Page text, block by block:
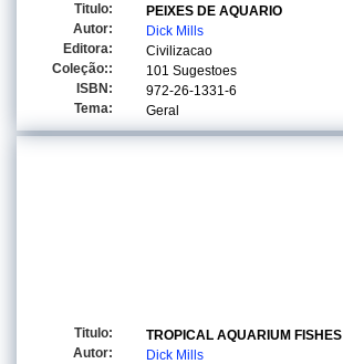
Titulo:
PEIXES DE AQUARIO
Autor:
Dick Mills
Editora:
Civilizacao
Coleção::
101 Sugestoes
ISBN:
972-26-1331-6
Tema:
Geral
Titulo:
TROPICAL AQUARIUM FISHES
Autor:
Dick Mills